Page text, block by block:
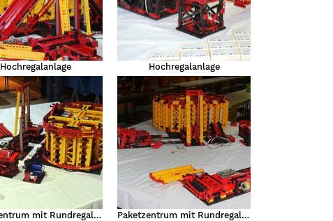
Hochregalanlage Hochregalanlage
Paketzentrum mit Rundregallager Paketzentrum mit Rundregallager